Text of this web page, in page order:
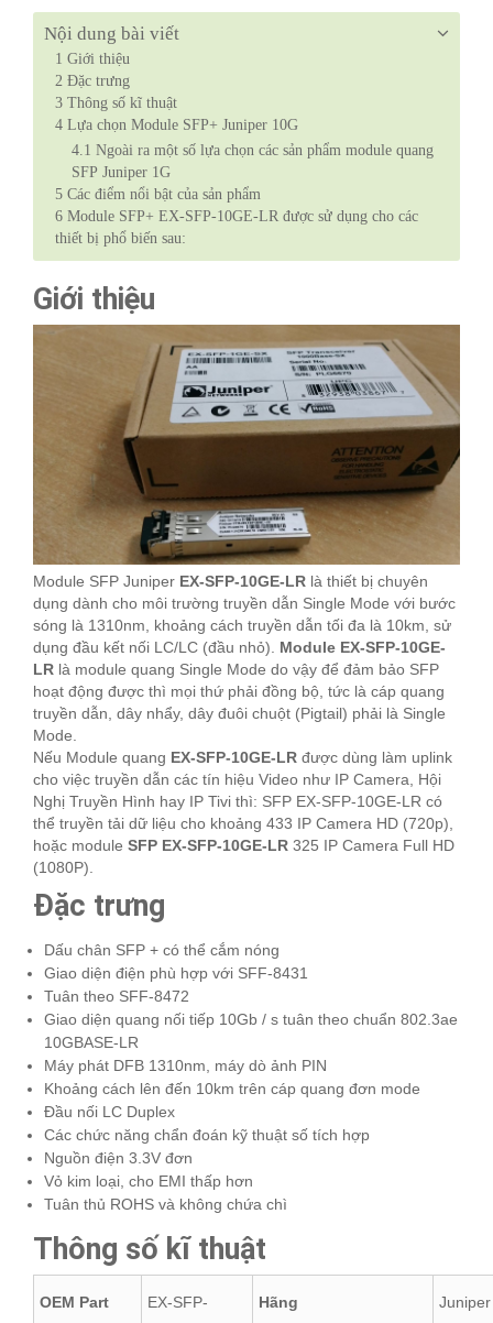
Nội dung bài viết
1 Giới thiệu
2 Đặc trưng
3 Thông số kĩ thuật
4 Lựa chọn Module SFP+ Juniper 10G
4.1 Ngoài ra một số lựa chọn các sản phẩm module quang
SFP Juniper 1G
5 Các điểm nổi bật của sản phẩm
6 Module SFP+ EX-SFP-10GE-LR được sử dụng cho các
thiết bị phổ biến sau:
Giới thiệu
Module SFP Juniper EX-SFP-10GE-LR là thiết bị chuyên
dụng dành cho môi trường truyền dẫn Single Mode với bước
sóng là 1310nm, khoảng cách truyền dẫn tối đa là 10km, sử
dụng đầu kết nối LC/LC (đầu nhỏ). Module EX-SFP-10GE-
LR là module quang Single Mode do vậy để đảm bảo SFP
hoạt động được thì mọi thứ phải đồng bộ, tức là cáp quang
truyền dẫn, dây nhẩy, dây đuôi chuột (Pigtail) phải là Single
Mode.
Nếu Module quang EX-SFP-10GE-LR được dùng làm uplink
cho việc truyền dẫn các tín hiệu Video như IP Camera, Hội
Nghị Truyền Hình hay IP Tivi thì: SFP EX-SFP-10GE-LR có
thể truyền tải dữ liệu cho khoảng 433 IP Camera HD (720p),
hoặc module SFP EX-SFP-10GE-LR 325 IP Camera Full HD
(1080P).
Đặc trưng
Dấu chân SFP + có thể cắm nóng
Giao diện điện phù hợp với SFF-8431
Tuân theo SFF-8472
Giao diện quang nối tiếp 10Gb / s tuân theo chuẩn 802.3ae
10GBASE-LR
Máy phát DFB 1310nm, máy dò ảnh PIN
Khoảng cách lên đến 10km trên cáp quang đơn mode
Đầu nối LC Duplex
Các chức năng chẩn đoán kỹ thuật số tích hợp
Nguồn điện 3.3V đơn
Vỏ kim loại, cho EMI thấp hơn
Tuân thủ ROHS và không chứa chì
Thông số kĩ thuật
OEM Part
EX-SFP-
Hãng Juniper